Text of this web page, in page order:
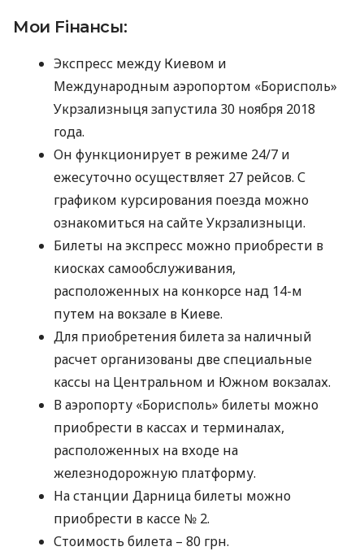
Мои Fiнансы:
Экспресс между Киевом и
Международным аэропортом «Борисполь»
Укрзализныця запустила 30 ноября 2018
года.
Он функционирует в режиме 24/7 и
ежесуточно осуществляет 27 рейсов. С
графиком курсирования поезда можно
ознакомиться на сайте Укрзализныци.
Билеты на экспресс можно приобрести в
киосках самообслуживания,
расположенных на конкорсе над 14-м
путем на вокзале в Киеве.
Для приобретения билета за наличный
расчет организованы две специальные
кассы на Центральном и Южном вокзалах.
В аэропорту «Борисполь» билеты можно
приобрести в кассах и терминалах,
расположенных на входе на
железнодорожную платформу.
На станции Дарница билеты можно
приобрести в кассе № 2.
Стоимость билета – 80 грн.